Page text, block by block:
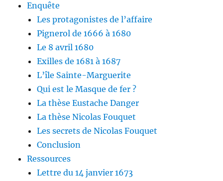
Enquête
Les protagonistes de l’affaire
Pignerol de 1666 à 1680
Le 8 avril 1680
Exilles de 1681 à 1687
L’île Sainte-Marguerite
Qui est le Masque de fer ?
La thèse Eustache Danger
La thèse Nicolas Fouquet
Les secrets de Nicolas Fouquet
Conclusion
Ressources
Lettre du 14 janvier 1673